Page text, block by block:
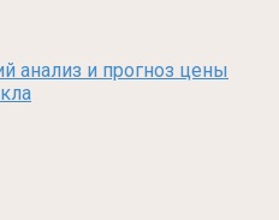
анализ и прогноз цены